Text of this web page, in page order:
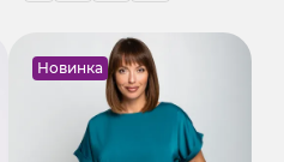
Новинка